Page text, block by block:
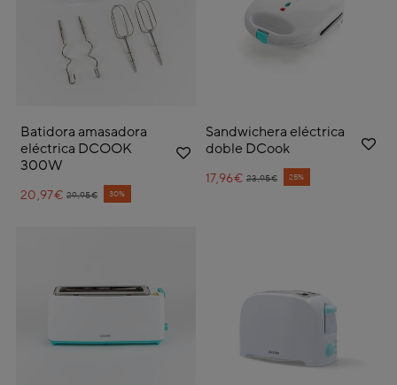
Batidora amasadora
eléctrica DCOOK
300W
Price reduced from
29,95€
to 30%
20,97€
Sandwichera eléctrica
doble DCook
Price reduced from
23,95€
to 25%
17,96€